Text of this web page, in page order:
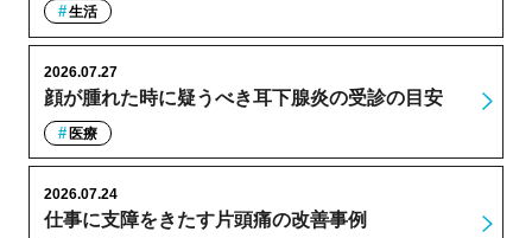
生活
顔が腫れた時に疑うべき耳下腺炎の受診の目安
2026.07.27
医療
仕事に支障をきたす片頭痛の改善事例
2026.07.24